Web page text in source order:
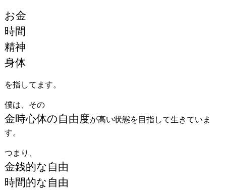
お金
時間
精神
身体
を指してます。
僕は、その
金時心体の自由度が高い状態を目指して生きていま
す。
つまり、
金銭的な自由
時間的な自由